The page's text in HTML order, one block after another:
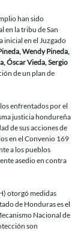
han sido
en la tribu de San
inicial en el Juzgado
Wendy Pineda,
Óscar Vieda, Sergio
de un plan de
enfrentados por el
justicia hondureña
de sus acciones de
en el Convenio 169
a los pueblos
asedio en contra
otorgó medidas
de Honduras es el
Nacional de
son